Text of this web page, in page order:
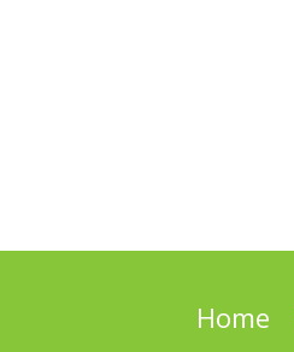
Home